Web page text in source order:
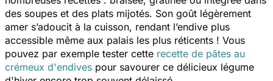
des soupes et des plats mijotés. Son goût légèrement
amer s’adoucit à la cuisson, rendant l’endive plus
accessible même aux palais les plus réticents ! Vous
pouvez par exemple tester cette recette de pâtes au
crémeux d'endives pour savourer ce délicieux légume